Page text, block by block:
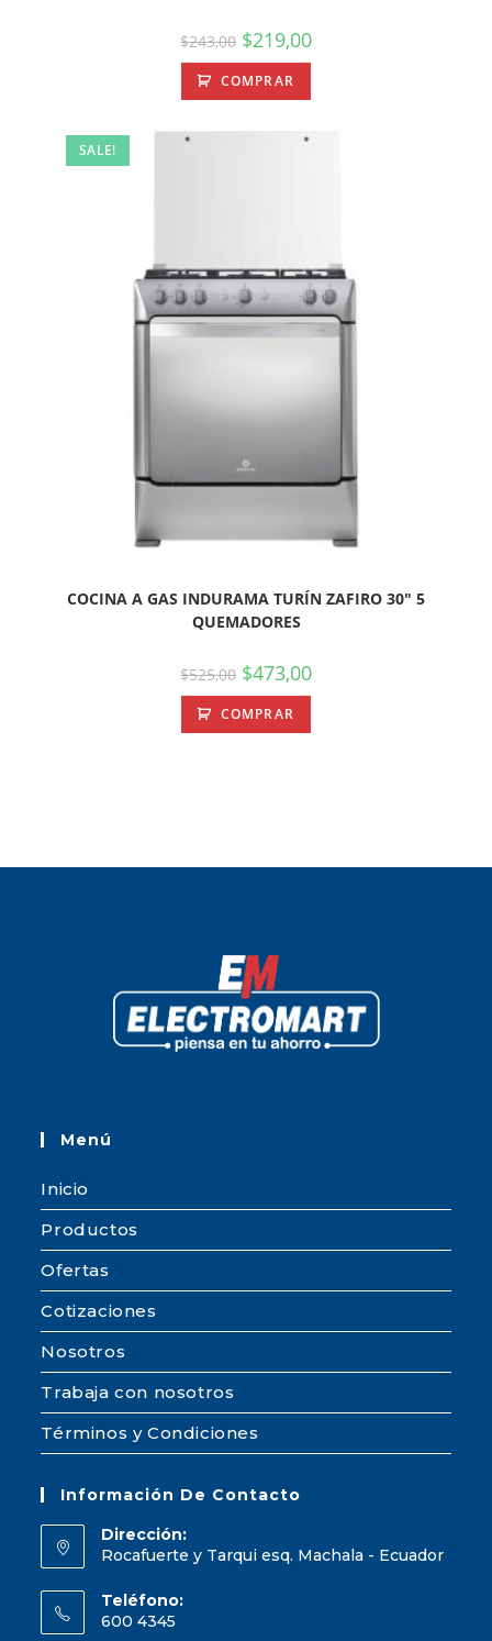
$243,00 $219,00
COMPRAR
SALE!
COCINA A GAS INDURAMA TURÍN ZAFIRO 30″ 5
QUEMADORES
$525,00 $473,00
COMPRAR
Menú
Inicio
Productos
Ofertas
Cotizaciones
Nosotros
Trabaja con nosotros
Términos y Condiciones
Información De Contacto
Dirección:
Rocafuerte y Tarqui esq. Machala - Ecuador
Teléfono:
600 4345